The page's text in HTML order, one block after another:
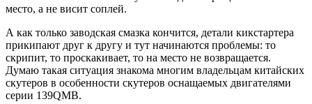
место, а не висит соплей.
А как только заводская смазка кончится, детали кикстартера
прикипают друг к другу и тут начинаются проблемы: то
скрипит, то проскакивает, то на место не возвращается.
Думаю такая ситуация знакома многим владельцам китайских
скутеров в особенности скутеров оснащаемых двигателями
серии 139QMB.